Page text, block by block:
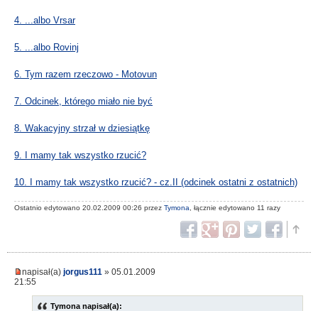
4. ...albo Vrsar
5. ...albo Rovinj
6. Tym razem rzeczowo - Motovun
7. Odcinek, którego miało nie być
8. Wakacyjny strzał w dziesiątkę
9. I mamy tak wszystko rzucić?
10. I mamy tak wszystko rzucić? - cz.II (odcinek ostatni z ostatnich)
Ostatnio edytowano 20.02.2009 00:26 przez Tymona , łącznie edytowano 11 razy
napisał(a) jorgus111 » 05.01.2009
21:55
Tymona napisał(a):